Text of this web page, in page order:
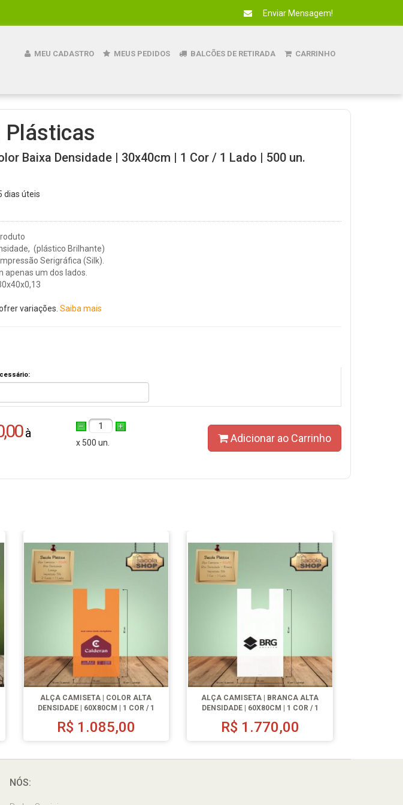
Enviar Mensagem!
MEU CADASTRO MEUS PEDIDOS BALCÕES DE RETIRADA CARRINHO
Plásticas
Baixa Densidade | 30x40cm | 1 Cor / 1 Lado | 500 un.
dias úteis
(plástico Brilhante)
Serigráfica (Silk).
apenas um dos lados.
variações. Saiba mais
à
1
x 500 un.
Adicionar ao Carrinho
ALÇA CAMISETA | COLOR ALTA
DENSIDADE | 60X80CM | 1 COR / 1
LADO | 500 UN.
R$ 1.085,00
ALÇA CAMISETA | BRANCA ALTA
DENSIDADE | 60X80CM | 1 COR / 1
LADO | 1000 UN.
R$ 1.770,00
NÓS: